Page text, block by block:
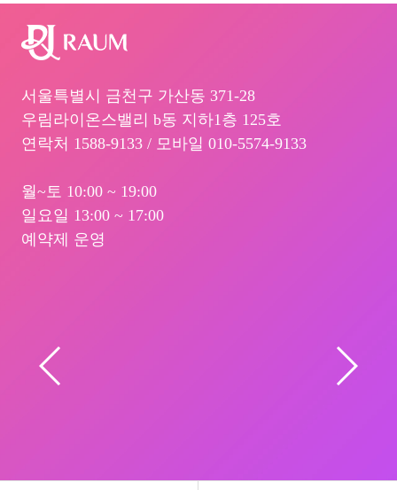
서울특별시 금천구 가산동 371-28
우림라이온스밸리 b동 지하1층 125호
연락처 1588-9133 / 모바일 010-5574-9133
월~토 10:00 ~ 19:00
일요일 13:00 ~ 17:00
예약제 운영